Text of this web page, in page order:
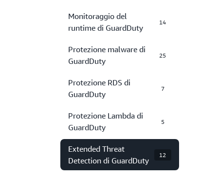
Monitoraggio del
runtime di GuardDuty
14
Protezione malware di
GuardDuty
25
Protezione RDS di
GuardDuty
7
Protezione Lambda di
GuardDuty
5
Extended Threat
Detection di GuardDuty
12